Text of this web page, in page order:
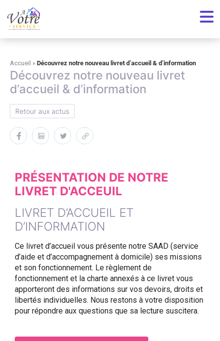
Toutes nos actualités
Accueil » Découvrez notre nouveau livret d’accueil & d’information
Découvrez notre nouveau livret
d’accueil & d’information
Retour aux actus
PRÉSENTATION DE NOTRE
LIVRET D'ACCEUIL
LIVRET D’ACCUEIL ET
D’INFORMATION
Ce livret d’accueil vous présente notre SAAD (service
d’aide et d’accompagnement à domicile) ses missions
et son fonctionnement. Le règlement de
fonctionnement et la charte annexés à ce livret vous
apporteront des informations sur vos devoirs, droits et
libertés individuelles. Nous restons à votre disposition
pour répondre aux questions que sa lecture suscitera.